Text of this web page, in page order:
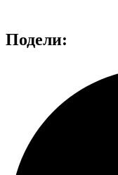
Подели: